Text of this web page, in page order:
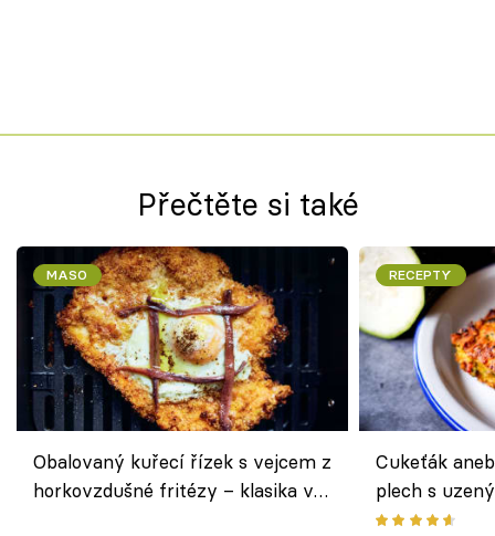
Přečtěte si také
MASO
Obalovaný kuřecí řízek s vejcem z
horkovzdušné fritézy – klasika v
RECEPTY
Cukeťák
plech s
způsob, jak